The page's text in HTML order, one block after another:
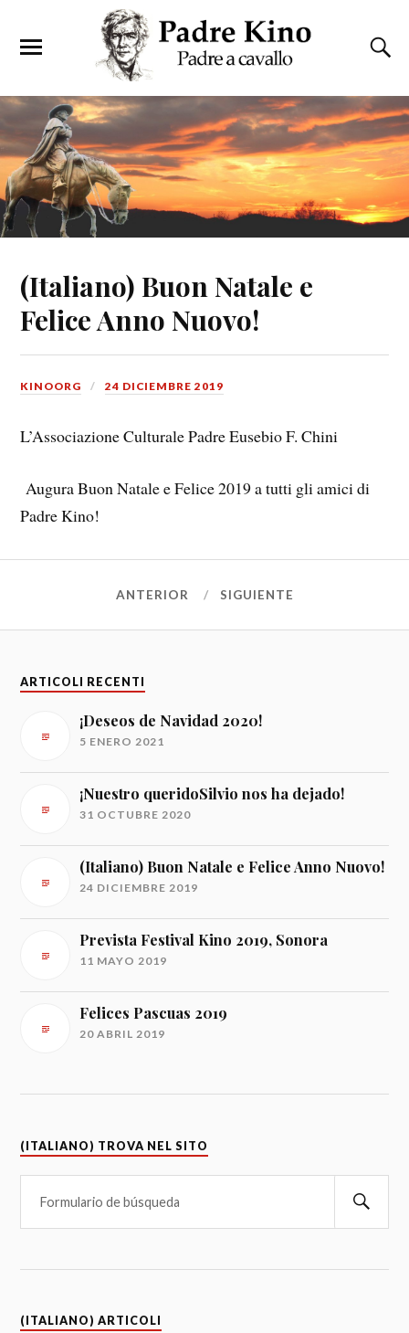
(Italiano) Buon Natale e
Felice Anno Nuovo!
KINOORG 24 DICIEMBRE 2019
L’Associazione Culturale Padre Eusebio F. Chini
Augura Buon Natale e Felice 2019 a tutti gli amici di
Padre Kino!
ANTERIOR SIGUIENTE
ARTICOLI RECENTI
¡Deseos de Navidad 2020!
5 ENERO 2021
¡Nuestro queridoSilvio nos ha dejado!
31 OCTUBRE 2020
(Italiano) Buon Natale e Felice Anno Nuovo!
24 DICIEMBRE 2019
Prevista Festival Kino 2019, Sonora
11 MAYO 2019
Felices Pascuas 2019
20 ABRIL 2019
(ITALIANO) TROVA NEL SITO
(ITALIANO) ARTICOLI